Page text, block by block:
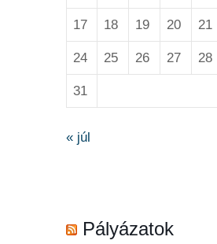
17 18 19 20 21
24 25 26 27 28
31
« júl
Pályázatok